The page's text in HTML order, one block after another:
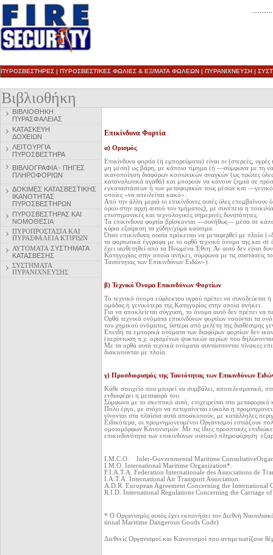
ΠΥΡΟΣΒΕΣΤΗΡΕΣ | ΠΥΡΟΣΒΕΣΤΙΚΕΣ ΦΩΛΙΕΣ & ΕΞ/ΜΑΤΑ ΦΩΛΕΩΝ | ΠΥΡΑΝΙΧΝΕΥΣΗ |
Βιβλιοθήκη
ΒΙΒΛΙΟΘΗΚΗ
ΠΥΡΑΣΦΑΛΕΙΑΣ
ΚΑΤΑΣΚΕΥΗ
ΔΟΧΕΙΩΝ
ΛΕΙΤΟΥΡΓΙΑ
ΠΥΡΟΣΒΕΣΤΗΡΑ
ΒΙΒΛΙΟΓΡΑΦΙΑ - ΠΗΓΕΣ
ΠΛΗΡΟΦΟΡΙΩΝ
ΔΟΚΙΜΕΣ ΚΑΤΑΣΒΕΣΤΙΚΗΣ
ΙΚΑΝΟΤΗΤΑΣ
ΠΥΡΟΣΒΕΣΤΗΡΩΝ
ΠΥΡΟΣΒΕΣΤΗΡΑΣ ΚΑΙ
ΝΟΜΟΘΕΣΙΑ
ΠΥΡΟΠΡΟΣΤΑΣΙΑ ΚΑΙ
ΠΥΡΑΣΦΑΛΕΙΑ ΚΤΙΡΙΩΝ
ΑΥΤΟΜΑΤΑ ΣΥΣΤΗΜΑΤΑ
ΚΑΤΑΣΒΕΣΗΣ
ΣΥΣΤΗΜΑΤΑ
ΠΥΡΑΝΙΧΝΕΥΣΗΣ
Επικίνδυνα Φορτία
α) Ορισμός
Επικίνδυνα φορτία (ή εμπορεύματα) είναι οι (στερεές,
μη μέσα) ως βάρη, με κάποιο τίμημα (ή —σύμφωνα με τη
ικανοποίηση διαφόρων κοινωνικών αναγκών (ως πρώτες
καταναλωτικά αγαθά) και μπορούν να κάνουν ζημιά σε
εγκαταστάσεων ή των μεταφορικών τους μέσων και
οποίες «να απειλείται κακό».
Από την άλλη μεριά οι επικίνδυνες αυτές ύλες
όρου στην αρχή αυτού του τμήματος), με συνέπεια η
επιστημονικές και τεχνολογικές σημερινές δυνατότητες.
Τα επικίνδυνα φορτία βρίσκονται —συνήθως— μέσα σε
κύρια εξαίρεση τα χύδην/χύμα καύσιμα.
Όταν επικίνδυνη ουσία πρόκειται να μεταφερθεί με πλοία
τα φορτωτικά έγγραφα με το ορθό τεχνικό όνομα της και σε
έχει υιοθετηθεί από τα Ηνωμένα Έθνη. Αν αυτό δεν είναι
Κατηγορίας στην οποία ανήκει, σύμφωνα με τις συστάσεις
Ταυτότητας των Επικινδύνων Ειδών»).
β) Τεχνικό Όνομα Επικινδύνων Φορτίων
Το τεχνικό όνομα εύφλεκτου υγρού πρέπει να
ομάδας ή γενικότερα της Κατηγορίας στην οποία ανήκει.
Για να αποκλείεται σύγχυση, το όνομα αυτό δεν πρέπει να
Ορθά τεχνικά ονόματα επικινδύνων φορτίων νοούνται τα
του χημικού ονόματος, ύστερα από μελέτη της διαθέσιμης
Επειδή τα εμπορικά ονόματα των διαφόρων φορτίων δεν
(περίπτωση π.χ. ορισμένων ψυκτικών αερίων που
Με τα ορθά αυτά τεχνικά ονόματα συντάσσονται πίνακες
διακινούνται με πλοία.
γ) Προσδιορισμός της Ταυτότητας των Επικινδύνων
Κάθε στοιχείο που μπορεί να συμβάλει, αποτελεσματικά,
ενδιαφέρει η μεταφορά του.
Σύμφωνα με το σκεπτικό αυτό, επιχειρείται στο
Πολύ έργο, με στόχο να πετυχαίνεται εύκολα η
γίνονται στα πλαίσια αυτά αποσκοπούν, με κατάλληλες
Ειδικότερα, οι προμνημονευμένοι Οργανισμοί εστιάζουν
ομοιομόρφων Κανονισμών. Με τις ίδιες προοπτικές
επικινδυνότητα των επικινδύνων ουσιών) πληροφόρηση
I.M.C.O. Inler-Governmental Maritime
Ι.Μ.Ο. International Maritime Organization*.
F.I.A.T.A. Federation Internationale des Associations de
I.A.T.A. International Air Transport Association.
A.D.R. European Agreement Concerning the International
R.I.D. International Regulations Concerning the Carriage
* Ο Οργανισμός αυτός έχει εκπονήσει τον Διεθνή
tional Maritime Dangerous Goods Code)
Διεθνείς Οργανισμοί και Κανονισμοί που αντιμετωπίζουν